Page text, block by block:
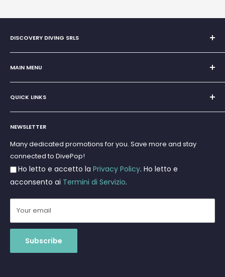
DISCOVERY DIVING SRLS
Sole Proprietorship of Giovanni Chiera di Vasco
San Teodoro, Marina di Puntaldia 07052
MAIN MENU
Home
Super Offer
Brands
Scuba diving
Freediving and Spearfishing
Gift Cards
QUICK LINKS
Search
Terms and Conditions
Privacy Policy
Returns and Refunds
Shipments
NEWSLETTER
Many dedicated promotions for you. Save more and stay
connected to DivePop!
Ho letto e accetto la Privacy Policy. Ho letto e
acconsento ai Termini di Servizio.
Your email
Subscribe